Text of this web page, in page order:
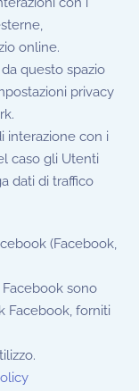
online.
questo spazio
privacy
interazione con i
caso gli Utenti
dati di traffico
(Facebook,
Facebook sono
Facebook, forniti